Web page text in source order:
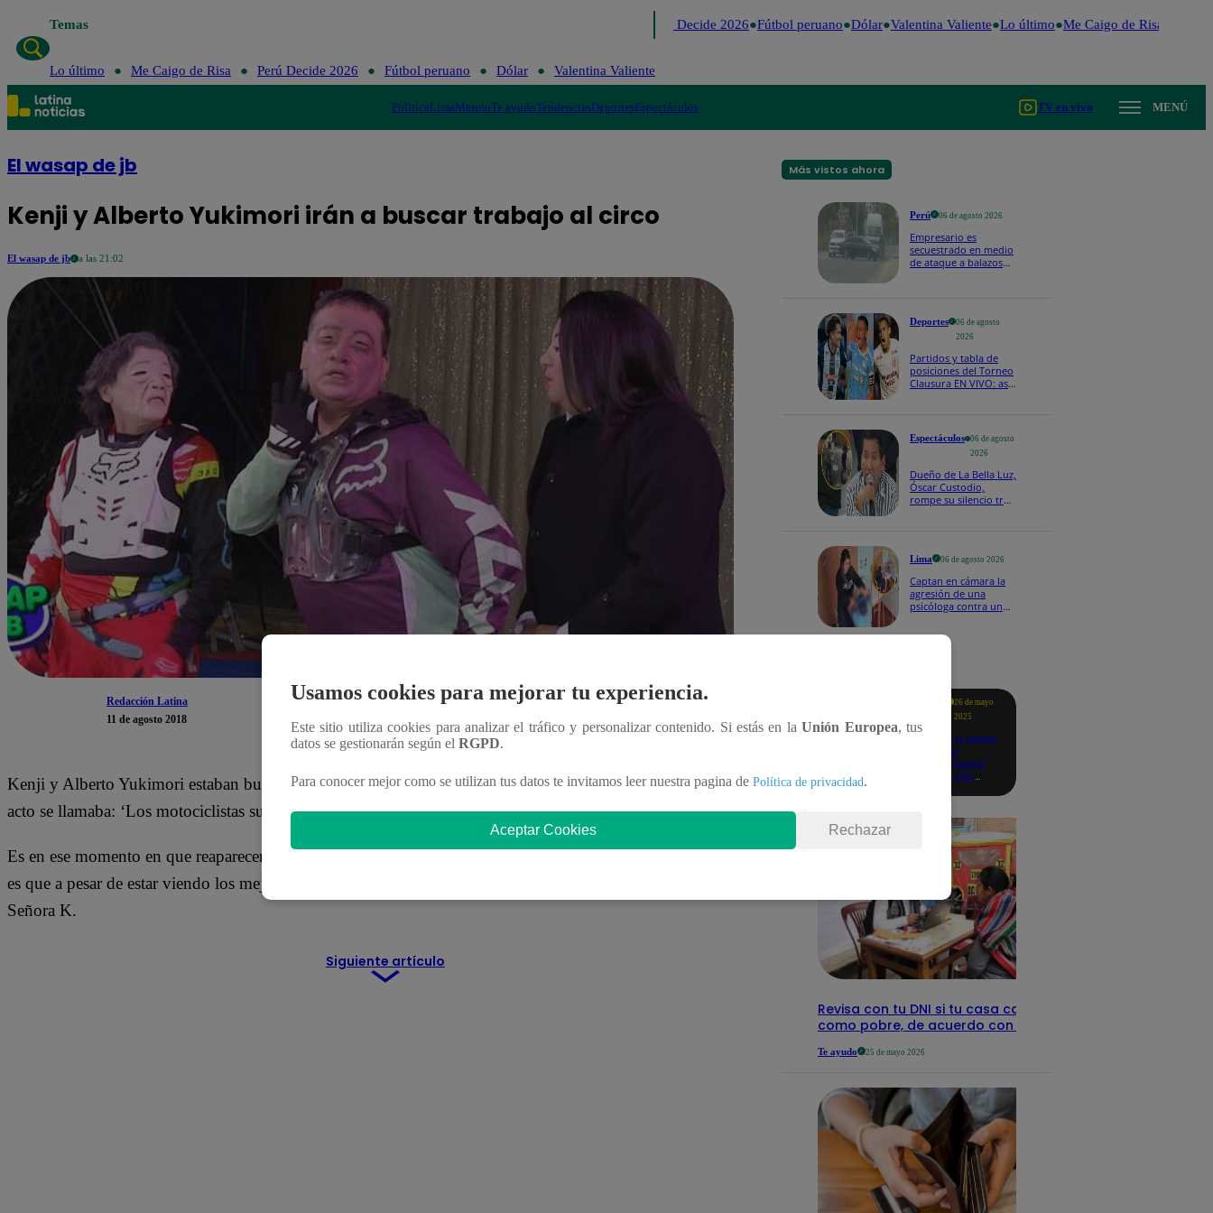
Temas Perú Decide 2026 Fútbol peruano Dólar Valentina Valiente Lo último Me Caigo de Risa
Lo último Me Caigo de Risa Perú Decide 2026 Fútbol peruano Dólar Valentina Valiente
PolíticaLimaMundoTe ayudoTendenciasDeportesEspectáculos TV en vivo MENÚ
El wasap de jb
Kenji y Alberto Yukimori irán a buscar trabajo al circo
El wasap de jb a las 21:02
Redacción Latina
11 de agosto 2018
Kenji y Alberto Yukimori estaban buscando un nuevo trabajo como acróbatas motociclistas en un circo. Su
acto se llamaba: ‘Los motociclistas suicidas’. En plena pruena apareció la hermana querida, Keiko.
Es en ese momento en que reaparecerán las peleas entre los dos hermanos, encolerizando al anciano padre. Y
es que a pesar de estar viendo los mejores actos circenses, nunca pararon las discusiones entre Kenji y la
Señora K.
Siguiente artículo
Más vistos ahora
Perú 06 de agosto 2026
Empresario es
secuestrado en medio
de ataque a balazos
Deportes
06 de agosto
2026
Partidos y tabla de
posiciones del Torneo
Clausura EN VIVO: así
Espectáculos
06 de agosto
2026
Dueño de La Bella Luz,
Óscar Custodio,
rompe su silencio tras
Lima 06 de agosto 2026
Captan en cámara la
agresión de una
psicóloga contra un
madre denuncia
maltratos contínuos
26 de mayo
2025
Revisa si tienes
deudas
consultando
con tu DNI:
Revisa con tu DNI si tu casa califica
como pobre, de acuerdo con el Sisfoh
Te ayudo 25 de mayo 2026
Usamos cookies para mejorar tu experiencia.
Este sitio utiliza cookies para analizar el tráfico y personalizar contenido. Si estás en laUnión Europea, tus
datos se gestionarán según el RGPD.
Para conocer mejor como se utilizan tus datos te invitamos leer nuestra pagina de Política de privacidad.
Aceptar Cookies Rechazar